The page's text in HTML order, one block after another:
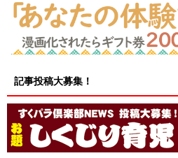
記事投稿大募集！